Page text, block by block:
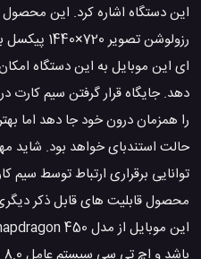
رزولوشن
ای این موبایل به این دستگاه
دهد. جایگاه قرار گرفتن سیم کارت
را همزمان درون خود جا دهد اما
حالت استندبای خواهد بود. شاید